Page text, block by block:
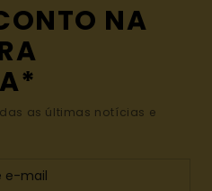
NA
as últimas notícias e